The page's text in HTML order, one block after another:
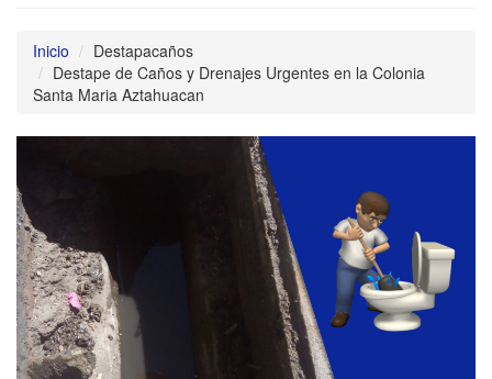
Inicio
Destapacaños
Destape de Caños y Drenajes Urgentes en la Colonia
Santa Maria Aztahuacan